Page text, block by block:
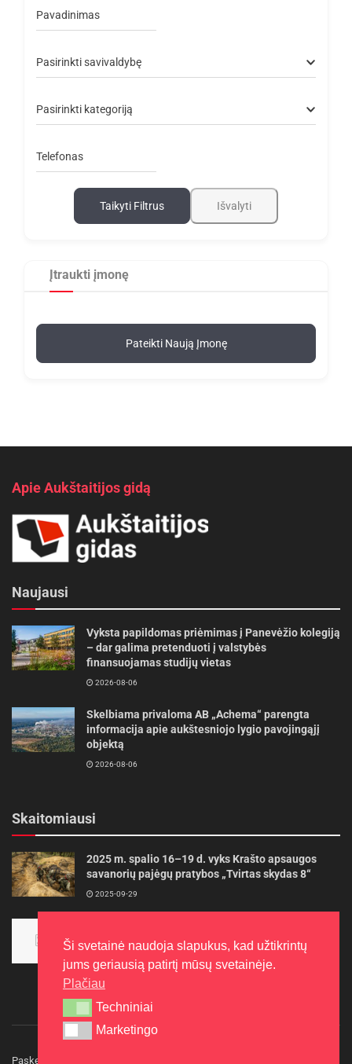
Pavadinimas
Pasirinkti savivaldybę
Pasirinkti kategoriją
Telefonas
Taikyti Filtrus Išvalyti
Įtraukti įmonę
Pateikti Naują Įmonę
Apie Aukštaitijos gidą
Naujausi
Vyksta papildomas priėmimas į Panevėžio kolegiją
– dar galima pretenduoti į valstybės
finansuojamas studijų vietas
2026-08-06
Skelbiama privaloma AB „Achema“ parengta
informacija apie aukštesniojo lygio pavojingąjį
objektą
2026-08-06
Skaitomiausi
2025 m. spalio 16–19 d. vyks Krašto apsaugos
savanorių pajėgų pratybos „Tvirtas skydas 8“
2025-09-29
aukso
2015-10-30
Paskelbkite naujieną
Ši svetainė naudoja slapukus, kad užtikrintų
jums geriausią patirtį mūsų svetainėje.
Plačiau
Techniniai
Techniniai
Marketingo
Marketingo